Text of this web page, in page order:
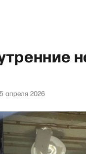
5 апреля 2026